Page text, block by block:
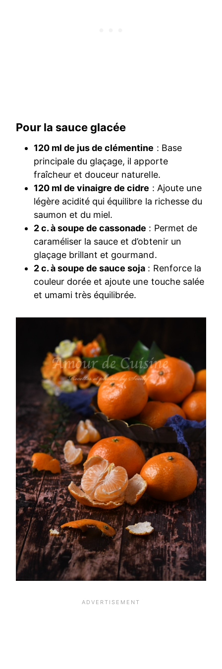
Pour la sauce glacée
120 ml de jus de clémentine : Base
principale du glaçage, il apporte
fraîcheur et douceur naturelle.
120 ml de vinaigre de cidre : Ajoute une
légère acidité qui équilibre la richesse du
saumon et du miel.
2 c. à soupe de cassonade : Permet de
caraméliser la sauce et d’obtenir un
glaçage brillant et gourmand.
2 c. à soupe de sauce soja : Renforce la
couleur dorée et ajoute une touche salée
et umami très équilibrée.